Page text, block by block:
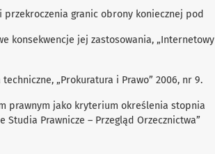
granic obrony koniecznej pod
konsekwencje jej zastosowania, „Internetowy
„Prokuratura i Prawo” 2006, nr 9.
prawnym jako kryterium określenia stopnia
Prawnicze – Przegląd Orzecznictwa”